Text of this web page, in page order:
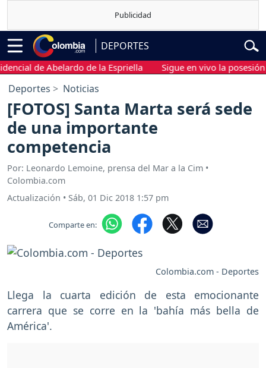
DEPORTES
de Abelardo de la Espriella Sigue en vivo la posesión
Deportes Noticias
[FOTOS] Santa Marta será sede
de una importante
competencia
Por: Leonardo Lemoine, prensa del Mar a la Cim •
Colombia.com
Actualización • Sáb, 01 Dic 2018 1:57 pm
Comparte en:
Colombia.com - Deportes
Llega la cuarta edición de esta emocionante
carrera que se corre en la 'bahía más bella de
América'.